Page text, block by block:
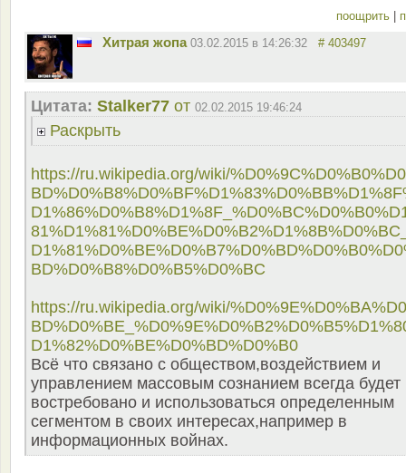
поощрить |
Хитрая жопа 03.02.2015 в 14:26:32 # 403497
Цитата: Stalker77 от 02.02.2015 19:46:24
Раскрыть
https://ru.wikipedia.org/wiki/
BD%D0%B8%D0%B5%D0%BC
https://ru.wikipedia.org/wiki/
D1%82%D0%BE%D0%BD%D0%B0
Всё что связано с обществом,воздействием и
управлением массовым сознанием всегда будет
востребовано и использоваться определенным
сегментом в своих интересах,например в
информационных войнах.